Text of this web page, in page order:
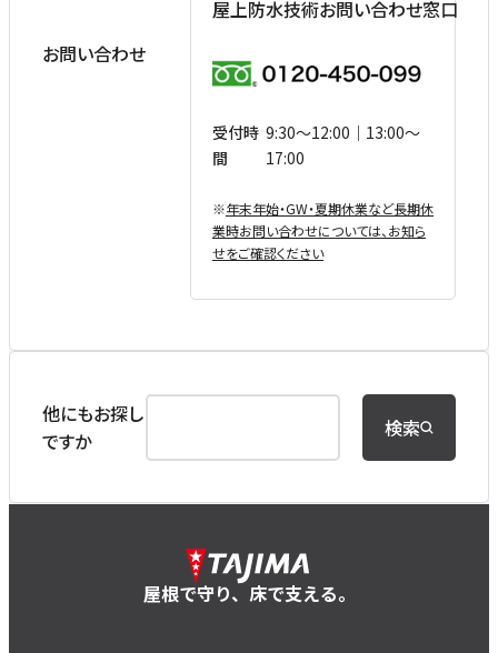
お問い合わせ
屋上防水技術お問い合わせ窓口
受付時
間
9:30〜12:00｜13:00〜
17:00
※年末年始・GW・夏期休業など⻑期休
業時お問い合わせについては、お知ら
せをご確認ください
他にもお探し
ですか
検索
屋根で守り、床で支える。